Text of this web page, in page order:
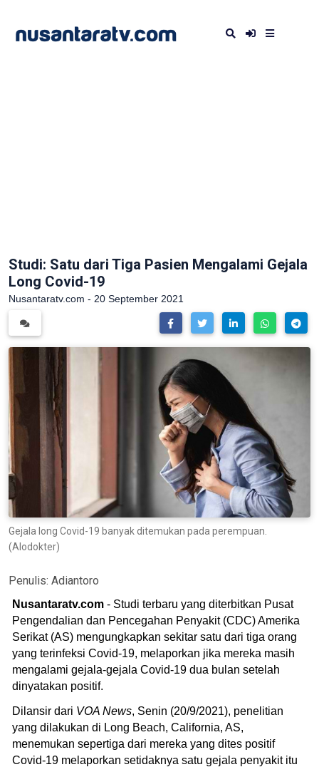
Studi: Satu dari Tiga Pasien Mengalami Gejala
Long Covid-19
Nusantaratv.com - 20 September 2021
Gejala long Covid-19 banyak ditemukan pada perempuan.
(Alodokter)
Penulis: Adiantoro
Nusantaratv.com - Studi terbaru yang diterbitkan Pusat
Pengendalian dan Pencegahan Penyakit (CDC) Amerika
Serikat (AS) mengungkapkan sekitar satu dari tiga orang
yang terinfeksi Covid-19, melaporkan jika mereka masih
mengalami gejala-gejala Covid-19 dua bulan setelah
dinyatakan positif.
Dilansir dari VOA News, Senin (20/9/2021), penelitian
yang dilakukan di Long Beach, California, AS,
menemukan sepertiga dari mereka yang dites positif
Covid-19 melaporkan setidaknya satu gejala penyakit itu